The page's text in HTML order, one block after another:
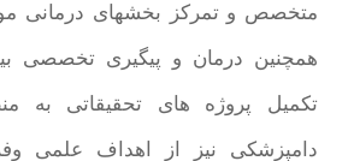
متخصص و تمرکز بخشهای درمانی
همچنین درمان و پیگیری تخصصی
تکمیل پروژه های تحقیقاتی به
دامپزشکی نیز از اهداف علمی